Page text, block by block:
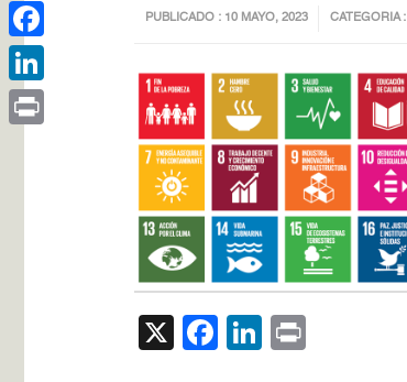
PUBLICADO : 10 MAYO, 2023 CATEGORIA :
X Facebook
LinkedIn
X
Facebook
LinkedIn